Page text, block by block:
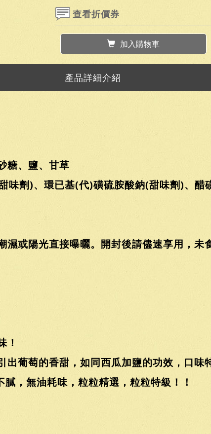
查看折價券
加入購物車
產品詳細介紹
糖、鹽、甘草
味劑)、環已基(代)磺硫胺酸鈉(甜味劑)、醋
濕或陽光直接曝曬。開封後請儘速享用，未
！
葡萄的香甜，如同西瓜加鹽的功效，口味
，無油耗味，粒粒精選，粒粒特級！！